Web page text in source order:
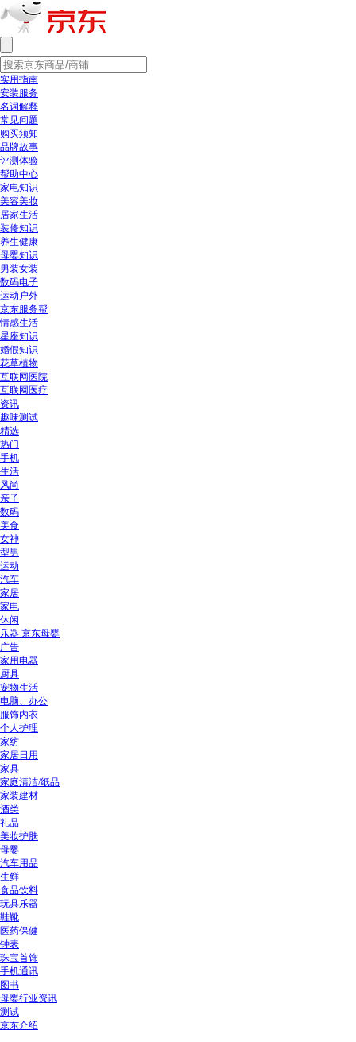
实用指南
安装服务
名词解释
常见问题
购买须知
品牌故事
评测体验
帮助中心
家电知识
美容美妆
居家生活
装修知识
养生健康
母婴知识
男装女装
数码电子
运动户外
京东服务帮
情感生活
星座知识
婚假知识
花草植物
互联网医院
互联网医疗
资讯
趣味测试
精选
热门
手机
生活
风尚
亲子
数码
美食
女神
型男
运动
汽车
家居
家电
休闲
乐器 京东母婴
广告
家用电器
厨具
宠物生活
电脑、办公
服饰内衣
个人护理
家纺
家居日用
家具
家庭清洁/纸品
家装建材
酒类
礼品
美妆护肤
母婴
汽车用品
生鲜
食品饮料
玩具乐器
鞋靴
医药保健
钟表
珠宝首饰
手机通讯
图书
母婴行业资讯
测试
京东介绍